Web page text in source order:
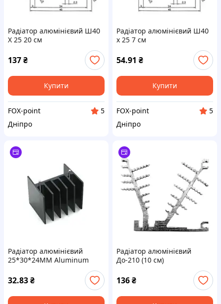
Радіатор алюмінієвий Ш40
Х 25 20 см
137₴
Купити
FOX-point
5
Дніпро
Радіатор алюмінієвий Ш40
х 25 7 см
54.91 ₴
Купити
FOX-point
5
Дніпро
Радіатор алюмінієвий
25*30*24MM Aluminum
32.83₴
Радіатор алюмінієвий
До-210 (10 см)
136₴